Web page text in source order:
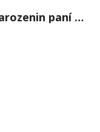
Oslava 101. narozenin paní Věry Skořepové